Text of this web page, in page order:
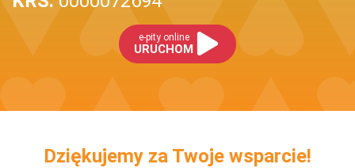
e-pity online
URUCHOM
Dziękujemy za Twoje wsparcie!